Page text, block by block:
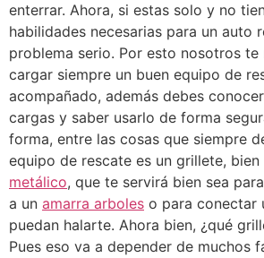
enterrar. Ahora, si estas solo y no
habilidades necesarias para un auto
problema serio. Por esto nosotros te
cargar siempre un buen equipo de
acompañado, además debes
cargas y saber usarlo de forma
forma, entre las cosas que siempre
equipo de rescate es un grillete, bien
metálico, que te servirá bien sea
a un amarra arboles o para conectar
puedan halarte. Ahora bien, ¿qué
Pues eso va a depender de muchos